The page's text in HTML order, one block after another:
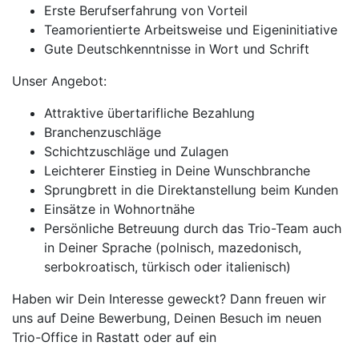
Erste Berufserfahrung von Vorteil
Teamorientierte Arbeitsweise und Eigeninitiative
Gute Deutschkenntnisse in Wort und Schrift
Unser Angebot:
Attraktive übertarifliche Bezahlung
Branchenzuschläge
Schichtzuschläge und Zulagen
Leichterer Einstieg in Deine Wunschbranche
Sprungbrett in die Direktanstellung beim Kunden
Einsätze in Wohnortnähe
Persönliche Betreuung durch das Trio-Team auch
in Deiner Sprache (polnisch, mazedonisch,
serbokroatisch, türkisch oder italienisch)
Haben wir Dein Interesse geweckt? Dann freuen wir
uns auf Deine Bewerbung, Deinen Besuch im neuen
Trio-Office in Rastatt oder auf ein